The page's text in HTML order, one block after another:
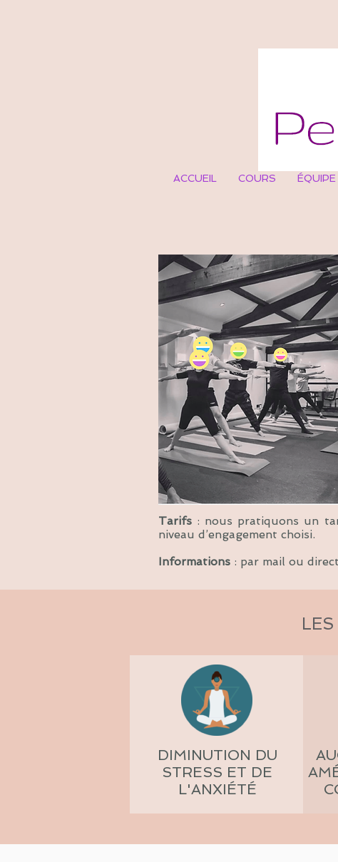
ACCUEIL COURS ÉQUIPE
Tarifs : nous pratiquons un
niveau d’engagement choisi.
Informations : par mail ou
DIMINUTION DU
STRESS ET DE
L'ANXIÉTÉ